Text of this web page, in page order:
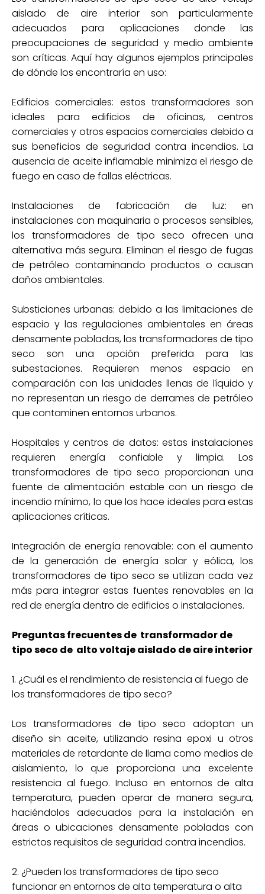
aislado de aire interior son particularmente
adecuados para aplicaciones donde las
preocupaciones de seguridad y medio ambiente
son críticas. Aquí hay algunos ejemplos principales
de dónde los encontraría en uso:
Edificios comerciales: estos transformadores son
ideales para edificios de oficinas, centros
comerciales y otros espacios comerciales debido a
sus beneficios de seguridad contra incendios. La
ausencia de aceite inflamable minimiza el riesgo de
fuego en caso de fallas eléctricas.
Instalaciones de fabricación de luz: en
instalaciones con maquinaria o procesos sensibles,
los transformadores de tipo seco ofrecen una
alternativa más segura. Eliminan el riesgo de fugas
de petróleo contaminando productos o causan
daños ambientales.
Substiciones urbanas: debido a las limitaciones de
espacio y las regulaciones ambientales en áreas
densamente pobladas, los transformadores de tipo
seco son una opción preferida para las
subestaciones. Requieren menos espacio en
comparación con las unidades llenas de líquido y
no representan un riesgo de derrames de petróleo
que contaminen entornos urbanos.
Hospitales y centros de datos: estas instalaciones
requieren energía confiable y limpia. Los
transformadores de tipo seco proporcionan una
fuente de alimentación estable con un riesgo de
incendio mínimo, lo que los hace ideales para estas
aplicaciones críticas.
Integración de energía renovable: con el aumento
de la generación de energía solar y eólica, los
transformadores de tipo seco se utilizan cada vez
más para integrar estas fuentes renovables en la
red de energía dentro de edificios o instalaciones.
Preguntas frecuentes de transformador de
tipo seco de alto voltaje aislado de aire interior
1. ¿Cuál es el rendimiento de resistencia al fuego de
los transformadores de tipo seco?
Los transformadores de tipo seco adoptan un
diseño sin aceite, utilizando resina epoxi u otros
materiales de retardante de llama como medios de
aislamiento, lo que proporciona una excelente
resistencia al fuego. Incluso en entornos de alta
temperatura, pueden operar de manera segura,
haciéndolos adecuados para la instalación en
áreas o ubicaciones densamente pobladas con
estrictos requisitos de seguridad contra incendios.
2. ¿Pueden los transformadores de tipo seco
funcionar en entornos de alta temperatura o alta